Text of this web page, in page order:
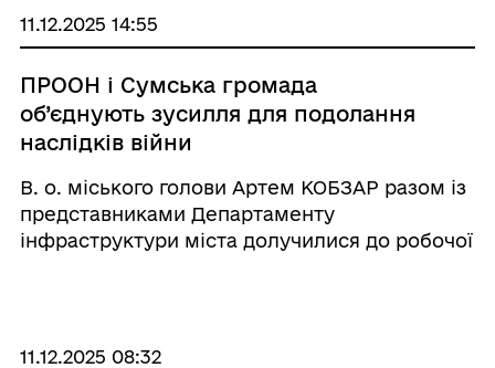
11.12.2025 14:55
ПРООН і Сумська громада
об’єднують зусилля для подолання
наслідків війни
В. о. міського голови Артем КОБЗАР разом із
представниками Департаменту
інфраструктури міста долучилися до робочої
11.12.2025 08:32